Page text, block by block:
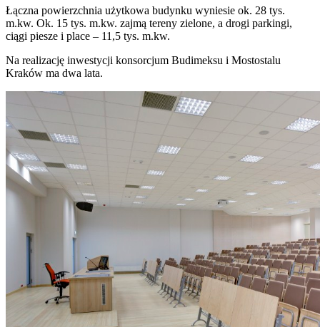
Łączna powierzchnia użytkowa budynku wyniesie ok. 28 tys.
m.kw. Ok. 15 tys. m.kw. zajmą tereny zielone, a drogi parkingi,
ciągi piesze i place – 11,5 tys. m.kw.
Na realizację inwestycji konsorcjum Budimeksu i Mostostalu
Kraków ma dwa lata.